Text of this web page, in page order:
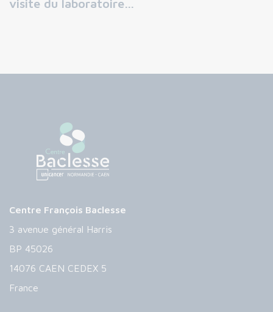
visite du laboratoire…
Centre François Baclesse
3 avenue général Harris
BP 45026
14076 CAEN CEDEX 5
France